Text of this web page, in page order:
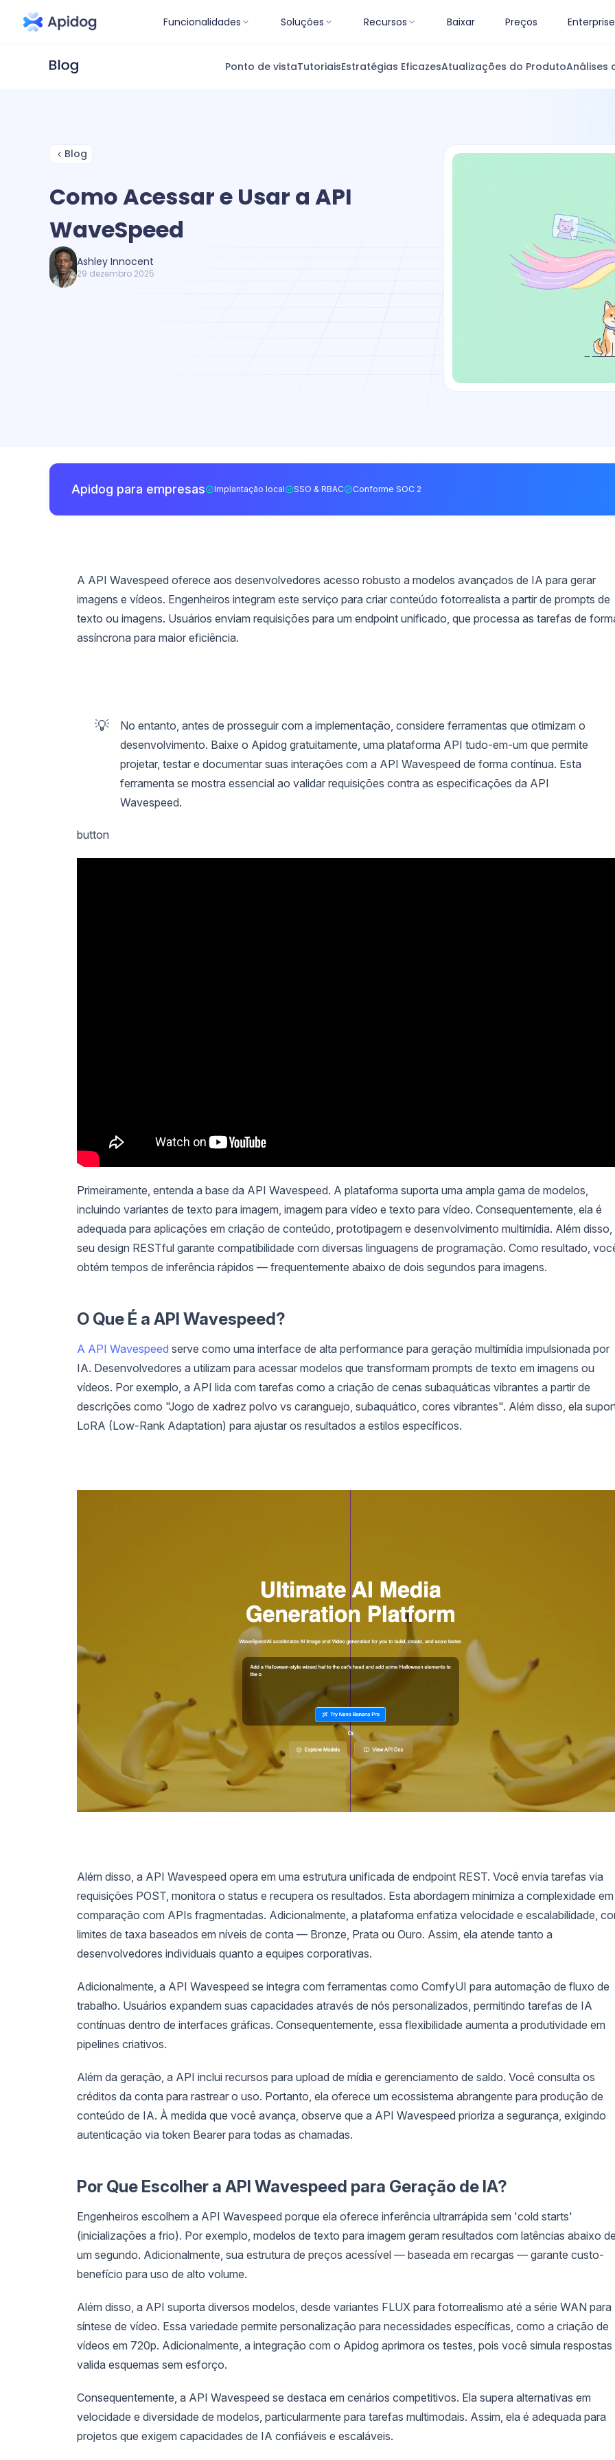
Funcionalidades Soluções Recursos Baixar Preços Enterprise
Ponto de vistaTutoriaisEstratégias EficazesAtualizações do ProdutoAnálises
Blog
Como Acessar e Usar a API
WaveSpeed
Ashley Innocent
29 dezembro 2025
Apidog para empresas Implantação local SSO & RBAC Conforme SOC 2
A API Wavespeed oferece aos desenvolvedores acesso robusto a modelos avançados de IA para gerar
imagens e vídeos. Engenheiros integram este serviço para criar conteúdo fotorrealista a partir de prompts de
texto ou imagens. Usuários enviam requisições para um endpoint unificado, que processa as tarefas de
assíncrona para maior eficiência.
💡
No entanto, antes de prosseguir com a implementação, considere ferramentas que otimizam o
desenvolvimento. Baixe o Apidog gratuitamente, uma plataforma API tudo-em-um que permite
projetar, testar e documentar suas interações com a API Wavespeed de forma contínua. Esta
ferramenta se mostra essencial ao validar requisições contra as especificações da API
Wavespeed.
button
Primeiramente, entenda a base da API Wavespeed. A plataforma suporta uma ampla gama de modelos,
incluindo variantes de texto para imagem, imagem para vídeo e texto para vídeo. Consequentemente, ela é
adequada para aplicações em criação de conteúdo, prototipagem e desenvolvimento multimídia. Além disso,
seu design RESTful garante compatibilidade com diversas linguagens de programação. Como resultado,
obtém tempos de inferência rápidos — frequentemente abaixo de dois segundos para imagens.
O Que É a API Wavespeed?
A API Wavespeed serve como uma interface de alta performance para geração multimídia impulsionada por
IA. Desenvolvedores a utilizam para acessar modelos que transformam prompts de texto em imagens ou
vídeos. Por exemplo, a API lida com tarefas como a criação de cenas subaquáticas vibrantes a partir de
descrições como "Jogo de xadrez polvo vs caranguejo, subaquático, cores vibrantes". Além disso, ela
LoRA (Low-Rank Adaptation) para ajustar os resultados a estilos específicos.
Além disso, a API Wavespeed opera em uma estrutura unificada de endpoint REST. Você envia tarefas via
requisições POST, monitora o status e recupera os resultados. Esta abordagem minimiza a complexidade em
comparação com APIs fragmentadas. Adicionalmente, a plataforma enfatiza velocidade e escalabilidade,
limites de taxa baseados em níveis de conta — Bronze, Prata ou Ouro. Assim, ela atende tanto a
desenvolvedores individuais quanto a equipes corporativas.
Adicionalmente, a API Wavespeed se integra com ferramentas como ComfyUI para automação de fluxo de
trabalho. Usuários expandem suas capacidades através de nós personalizados, permitindo tarefas de IA
contínuas dentro de interfaces gráficas. Consequentemente, essa flexibilidade aumenta a produtividade em
pipelines criativos.
Além da geração, a API inclui recursos para upload de mídia e gerenciamento de saldo. Você consulta os
créditos da conta para rastrear o uso. Portanto, ela oferece um ecossistema abrangente para produção de
conteúdo de IA. À medida que você avança, observe que a API Wavespeed prioriza a segurança, exigindo
autenticação via token Bearer para todas as chamadas.
Por Que Escolher a API Wavespeed para Geração de IA?
Engenheiros escolhem a API Wavespeed porque ela oferece inferência ultrarrápida sem 'cold starts'
(inicializações a frio). Por exemplo, modelos de texto para imagem geram resultados com latências abaixo
um segundo. Adicionalmente, sua estrutura de preços acessível — baseada em recargas — garante custo-
benefício para uso de alto volume.
Além disso, a API suporta diversos modelos, desde variantes FLUX para fotorrealismo até a série WAN para
síntese de vídeo. Essa variedade permite personalização para necessidades específicas, como a criação de
vídeos em 720p. Adicionalmente, a integração com o Apidog aprimora os testes, pois você simula respostas
valida esquemas sem esforço.
Consequentemente, a API Wavespeed se destaca em cenários competitivos. Ela supera alternativas em
velocidade e diversidade de modelos, particularmente para tarefas multimodais. Assim, ela é adequada para
projetos que exigem capacidades de IA confiáveis e escaláveis.